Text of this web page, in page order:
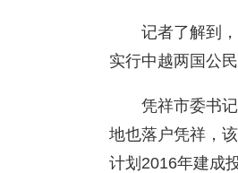
记者了解到
实行中越两国公
凭祥市委书
地也落户凭祥，
计划2016年建成